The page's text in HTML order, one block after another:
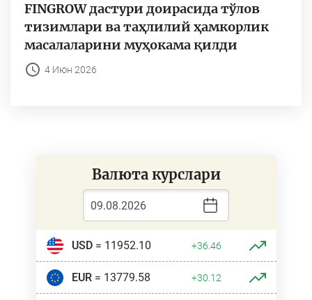
FINGROW дастури доирасида тўлов
тизимлари ва таҳлилий ҳамкорлик
масалаларини муҳокама қилди
4 Июн 2026
Валюта курслари
USD= 11952.10 +36.46
EUR= 13779.58 +30.12